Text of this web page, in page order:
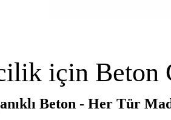
için Beton
Beton - Her Tür